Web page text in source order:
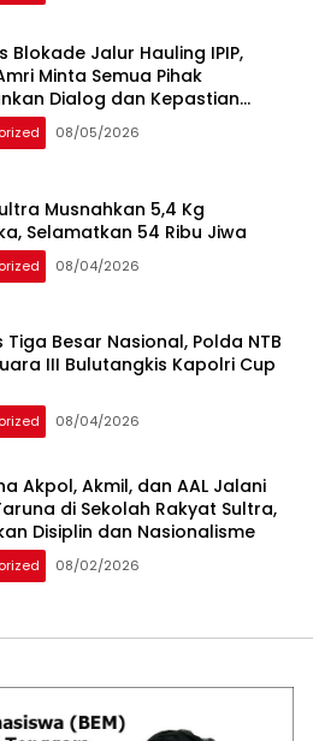
Blokade Jalur Hauling IPIP,
Minta Semua Pihak
Dialog dan Kepastian
08/05/2026
Musnahkan 5,4 Kg
Selamatkan 54 Ribu Jiwa
08/04/2026
Tiga Besar Nasional, Polda NTB
III Bulutangkis Kapolri Cup
08/04/2026
Akpol, Akmil, dan AAL Jalani
di Sekolah Rakyat Sultra,
Disiplin dan Nasionalisme
08/02/2026